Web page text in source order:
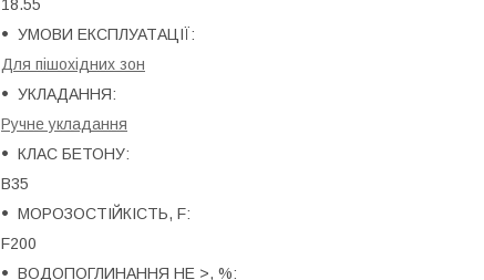
18.55
УМОВИ ЕКСПЛУАТАЦІЇ:
Для пішохідних зон
УКЛАДАННЯ:
Ручне укладання
КЛАС БЕТОНУ:
B35
МОРОЗОСТІЙКІСТЬ, F:
F200
ВОДОПОГЛИНАННЯ НЕ >, %: